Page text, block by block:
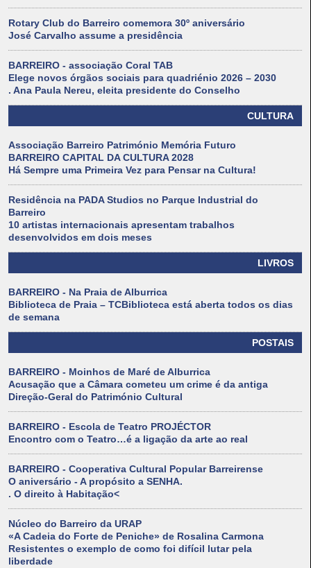
Rotary Club do Barreiro comemora 30º aniversário
José Carvalho assume a presidência
BARREIRO - associação Coral TAB
Elege novos órgãos sociais para quadriénio 2026 – 2030
. Ana Paula Nereu, eleita presidente do Conselho
CULTURA
Associação Barreiro Património Memória Futuro
BARREIRO CAPITAL DA CULTURA 2028
Há Sempre uma Primeira Vez para Pensar na Cultura!
Residência na PADA Studios no Parque Industrial do
Barreiro
10 artistas internacionais apresentam trabalhos
desenvolvidos em dois meses
LIVROS
BARREIRO - Na Praia de Alburrica
Biblioteca de Praia – TCBiblioteca está aberta todos os dias
de semana
POSTAIS
BARREIRO - Moinhos de Maré de Alburrica
Acusação que a Câmara cometeu um crime é da antiga
Direção-Geral do Património Cultural
BARREIRO - Escola de Teatro PROJÉCTOR
Encontro com o Teatro…é a ligação da arte ao real
BARREIRO - Cooperativa Cultural Popular Barreirense
O aniversário - A propósito a SENHA.
. O direito à Habitação<
Núcleo do Barreiro da URAP
«A Cadeia do Forte de Peniche» de Rosalina Carmona
Resistentes o exemplo de como foi difícil lutar pela
liberdade